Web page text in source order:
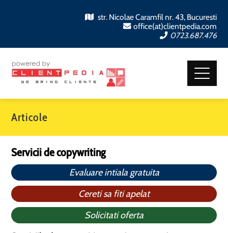
str. Nicolae Caramfil nr. 43, Bucuresti
office(at)clientpedia.com
0723.687.476
Articole
Servicii de copywriting
Evaluare intiala gratuita
Cereti sa fiti apelat
Solicitati oferta